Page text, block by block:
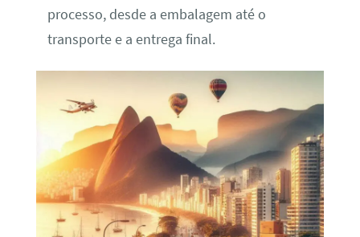
processo, desde a embalagem até o
transporte e a entrega final.